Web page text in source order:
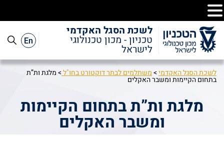
לשכת הסגל האקדמי
טכניון - מכון טכנולוגי
לישראל
En
לשכת הסגל האקדמי>משתלמים לבתר דוקטורט בחו"ל>מלגת ות”ת
בתחום הקיימות ומשבר האקלים
מלגת ות”ת בתחום הקיימות
ומשבר האקלים